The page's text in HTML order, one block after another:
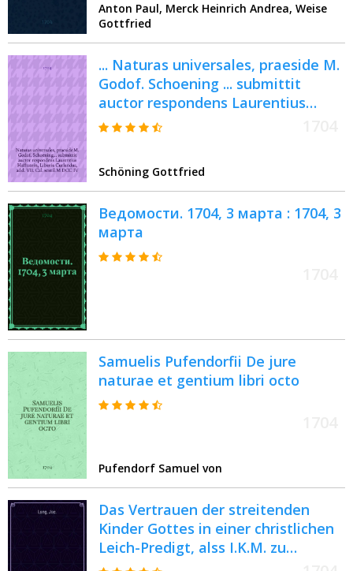
Henr. Andr. Merck : Altera de
Ιλασμω dolentibus conscientiis
constituto, ex I. Ioh. II, 2 d. 21
Martii m. Gidifredo Weisio ..
Anton Paul, Merck Heinrich Andrea, Weise
Gottfried
... Naturas universales, praeside M.
Godof. Schoening ... submittit
auctor respondens Laurentius
Hafftstein, Libavia Curlandus, ad d.
Schöning Gottfried
Ведомости. 1704, 3 марта : 1704, 3
марта
Samuelis Pufendorfii De jure
naturae et gentium libri octo
Pufendorf Samuel von
Das Vertrauen der streitenden
Kinder Gottes in einer christlichen
Leich-Predigt, alss I.K.M. zu
Schweden Gouverneur über Narva,